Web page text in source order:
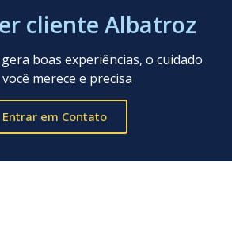
cliente Albatroz
boas experiências, o cuidado
merece e precisa
Entrar em Contato